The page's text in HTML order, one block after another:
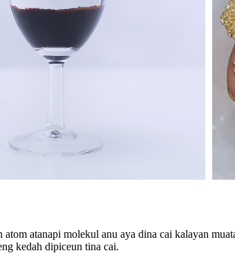
atanapi molekul anu aya dina cai kalayan
kedah dipiceun tina cai.